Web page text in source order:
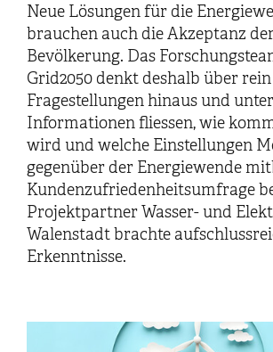
Neue Lösungen für die
brauchen auch die Akzeptanz
Bevölkerung. Das
Grid2050 denkt deshalb über
Fragestellungen hinaus und
Informationen fliessen, wie
wird und welche Einstellungen
gegenüber der Energiewende
Kundenzufriedenheitsumfrage
Projektpartner Wasser- und
Walenstadt brachte
Erkenntnisse.